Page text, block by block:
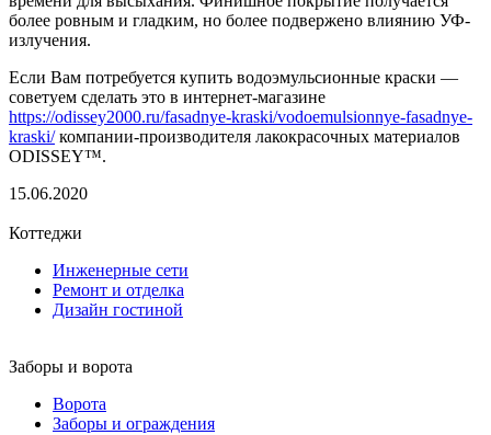
более ровным и гладким, но более подвержено влиянию УФ-
излучения.
Если Вам потребуется купить водоэмульсионные краски —
советуем сделать это в интернет-магазине
https://odissey2000.ru/fasadnye-kraski/vodoemulsionnye-fasadnye-
kraski/компании-производителя лакокрасочных материалов
ODISSEY™.
15.06.2020
Коттеджи
Инженерные сети
Ремонт и отделка
Дизайн гостиной
Заборы и ворота
Ворота
Заборы и ограждения